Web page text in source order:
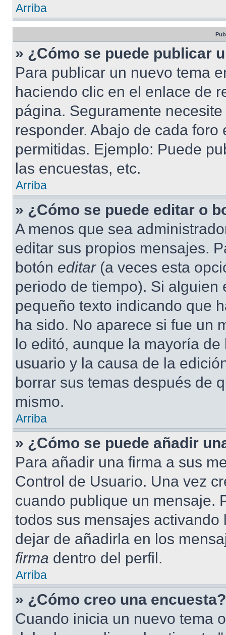
Arriba
» ¿Cómo se puede publicar
Para publicar un nuevo tema
haciendo clic en el enlace de
página. Seguramente
responder. Abajo de cada
permitidas. Ejemplo: Puede
las encuestas, etc.
Arriba
» ¿Cómo se puede editar o
A menos que sea
editar sus propios mensajes.
botón editar(a veces esta
periodo de tiempo). Si
pequeño texto indicando que
ha sido. No aparece si fue un
lo editó, aunque la mayoría
usuario y la causa de la
borrar sus temas después de
mismo.
Arriba
» ¿Cómo se puede añadir
Para añadir una firma a sus
Control de Usuario. Una vez
cuando publique un mensaje.
todos sus mensajes
dejar de añadirla en los
firma dentro del perfil.
Arriba
» ¿Cómo creo una encuesta?
Cuando inicia un nuevo tema